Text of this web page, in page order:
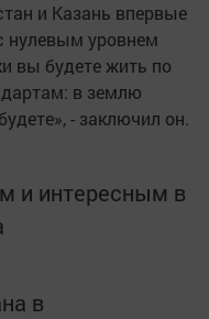
и Казань впервые
нулевым уровнем
вы будете жить по
в землю
- заключил он.
и интересным в
в